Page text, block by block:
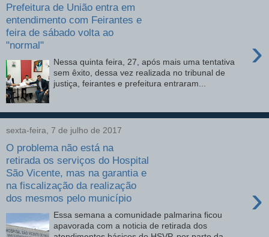
Prefeitura de União entra em
entendimento com Feirantes e
feira de sábado volta ao
"normal"
›
Nessa quinta feira, 27, após mais uma tentativa
sem êxito, dessa vez realizada no tribunal de
justiça, feirantes e prefeitura entraram...
sexta-feira, 7 de julho de 2017
O problema não está na
retirada os serviços do Hospital
São Vicente, mas na garantia e
na fiscalização da realização
dos mesmos pelo município
›
Essa semana a comunidade palmarina ficou
apavorada com a noticia de retirada dos